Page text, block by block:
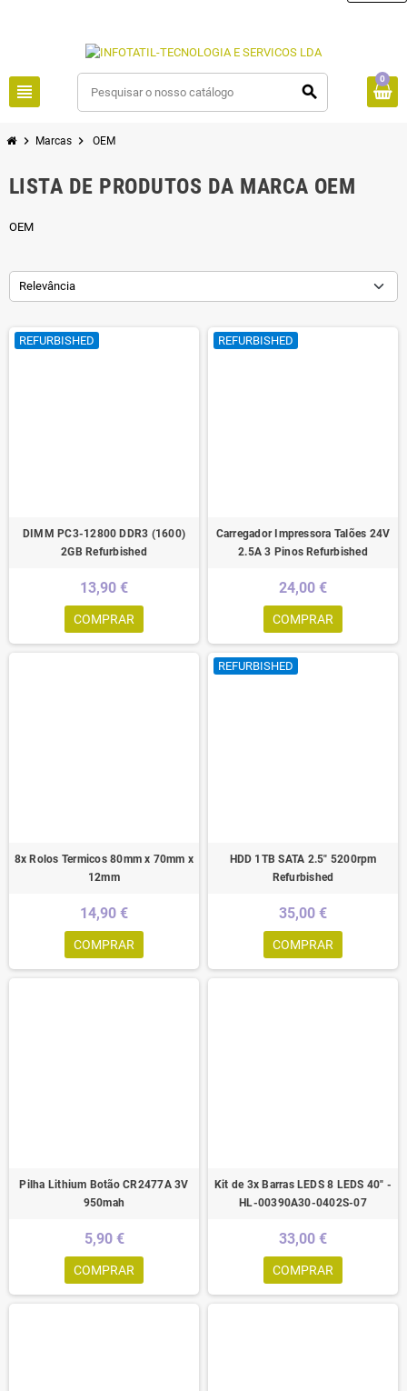
view_headline search
0
chevron_right Marcas chevron_right OEM
LISTA DE PRODUTOS DA MARCA OEM
OEM
Relevância
REFURBISHED
DIMM PC3-12800 DDR3 (1600)
2GB Refurbished
13,90 €
COMPRAR
REFURBISHED
Carregador Impressora Talões 24V
2.5A 3 Pinos Refurbished
24,00 €
COMPRAR
8x Rolos Termicos 80mm x 70mm x
12mm
14,90 €
COMPRAR
REFURBISHED
HDD 1TB SATA 2.5" 5200rpm
Refurbished
35,00 €
COMPRAR
Pilha Lithium Botão CR2477A 3V
950mah
5,90 €
COMPRAR
Kit de 3x Barras LEDS 8 LEDS 40" -
HL-00390A30-0402S-07
33,00 €
COMPRAR